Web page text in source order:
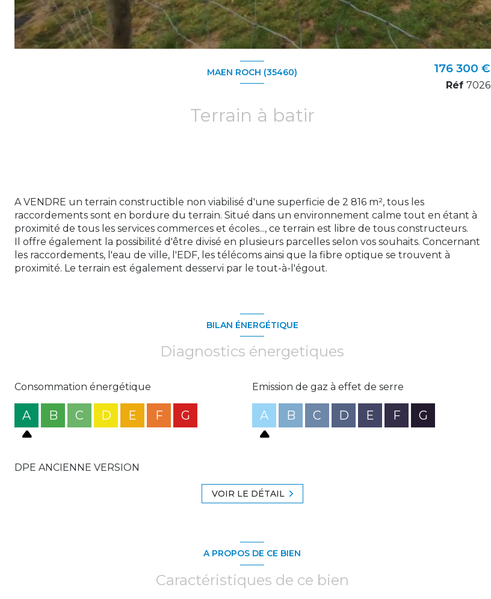
MAEN ROCH (35460)
Terrain à batir
176 300 €
Réf 7026
A VENDRE un terrain constructible non viabilisé d'une superficie de 2 816 m², tous les
raccordements sont en bordure du terrain. Situé dans un environnement calme tout en étant à
proximité de tous les services commerces et écoles..., ce terrain est libre de tous constructeurs.
Il offre également la possibilité d'être divisé en plusieurs parcelles selon vos souhaits. Concernant
les raccordements, l'eau de ville, l'EDF, les télécoms ainsi que la fibre optique se trouvent à
proximité. Le terrain est également desservi par le tout-à-l'égout.
BILAN ÉNERGÉTIQUE
Diagnostics énergetiques
Consommation énergétique
A B C D E F G
Emission de gaz à effet de serre
A B C D E F G
DPE ANCIENNE VERSION
VOIR LE DÉTAIL
A PROPOS DE CE BIEN
Caractéristiques de ce bien